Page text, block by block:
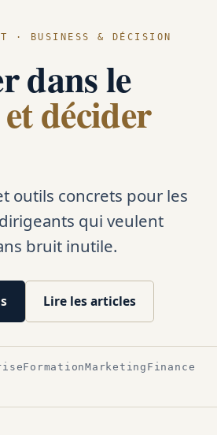
· BUSINESS & DÉCISION
dans le
et décider
outils concrets pour les
qui veulent
bruit inutile.
Lire les articles
FormationMarketing Finance